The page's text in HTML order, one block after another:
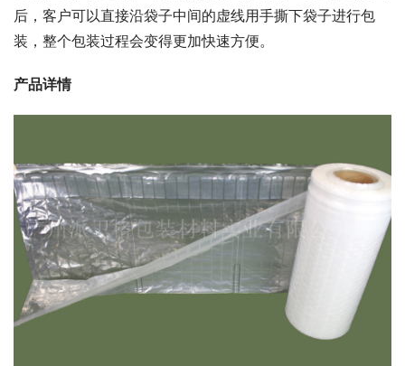
后，客户可以直接沿袋子中间的虚线用手撕下袋子进行包
装，整个包装过程会变得更加快速方便。
产品详情